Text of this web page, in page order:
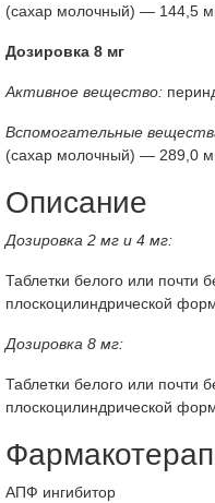
(сахар молочный) — 144,5
Дозировка 8 мг
Активное вещество:
Вспомогательные
(сахар молочный) — 289,0
Описание
Дозировка 2 мг и 4 мг:
Таблетки белого или почти
плоскоцилиндрической
Дозировка 8 мг:
Таблетки белого или почти
плоскоцилиндрической
АПФ ингибитор